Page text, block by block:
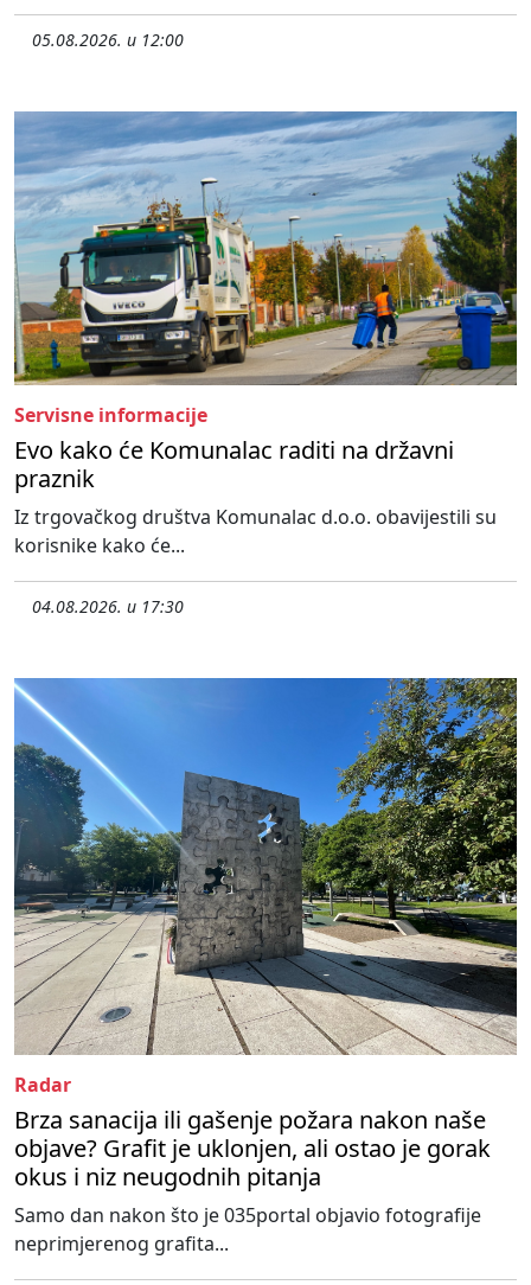
05.08.2026. u 12:00
Servisne informacije
Evo kako će Komunalac raditi na državni
praznik
Iz trgovačkog društva Komunalac d.o.o. obavijestili su
korisnike kako će...
04.08.2026. u 17:30
Radar
Brza sanacija ili gašenje požara nakon naše
objave? Grafit je uklonjen, ali ostao je gorak
okus i niz neugodnih pitanja
Samo dan nakon što je 035portal objavio fotografije
neprimjerenog grafita...